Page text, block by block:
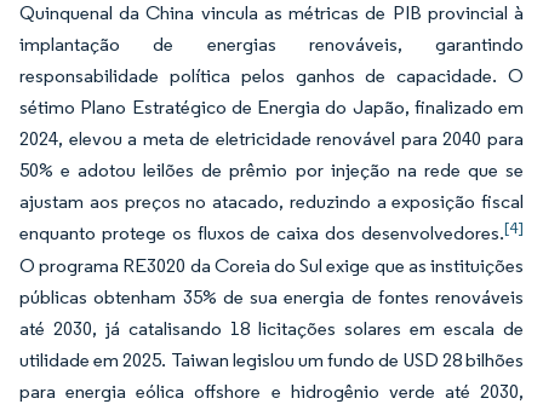
Quinquenal da China vincula as métricas de PIB provincial à
implantação de energias renováveis, garantindo
responsabilidade política pelos ganhos de capacidade. O
sétimo Plano Estratégico de Energia do Japão, finalizado em
2024, elevou a meta de eletricidade renovável para 2040 para
50% e adotou leilões de prêmio por injeção na rede que se
ajustam aos preços no atacado, reduzindo a exposição fiscal
enquanto protege os fluxos de caixa dos desenvolvedores.[4]
O programa RE3020 da Coreia do Sul exige que as instituições
públicas obtenham 35% de sua energia de fontes renováveis
até 2030, já catalisando 18 licitações solares em escala de
utilidade em 2025. Taiwan legislou um fundo de USD 28 bilhões
para energia eólica offshore e hidrogênio verde até 2030,